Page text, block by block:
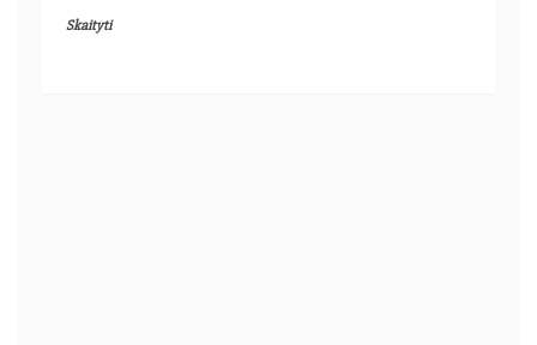
Skaityti